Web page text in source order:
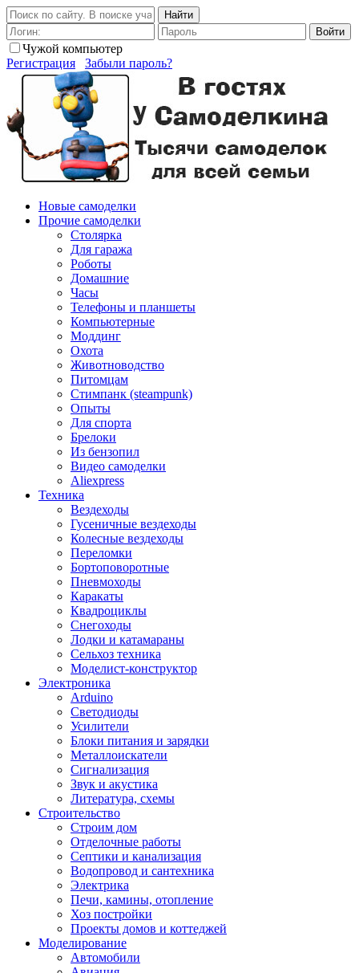
Найти
Войти
Чужой компьютер
Регистрация
Забыли пароль?
Новые самоделки
Прочие самоделки
Столярка
Для гаража
Роботы
Домашние
Часы
Телефоны и планшеты
Компьютерные
Моддинг
Охота
Животноводство
Питомцам
Стимпанк (steampunk)
Опыты
Для спорта
Брелоки
Из бензопил
Видео самоделки
Aliexpress
Техника
Вездеходы
Гусеничные вездеходы
Колесные вездеходы
Переломки
Бортоповоротные
Пневмоходы
Каракаты
Квадроциклы
Снегоходы
Лодки и катамараны
Сельхоз техника
Моделист-конструктор
Электроника
Arduino
Светодиоды
Усилители
Блоки питания и зарядки
Металлоискатели
Сигнализация
Звук и акустика
Литература, схемы
Строительство
Строим дом
Отделочные работы
Септики и канализация
Водопровод и сантехника
Электрика
Печи, камины, отопление
Хоз постройки
Проекты домов и коттеджей
Моделирование
Автомобили